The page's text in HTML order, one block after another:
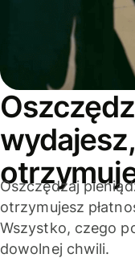
Oszczędzaj
otrzymujesz
Wszystko, czego
dowolnej chwili.